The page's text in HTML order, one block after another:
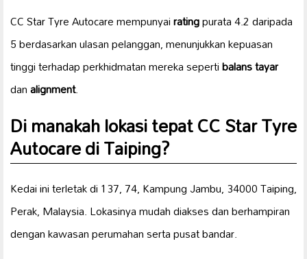
CC Star Tyre Autocare mempunyairatingpurata 4.2 daripada
5 berdasarkan ulasan pelanggan, menunjukkan kepuasan
tinggi terhadap perkhidmatan mereka sepertibalans tayar
danalignment.
Di manakah lokasi tepat CC Star Tyre
Autocare di Taiping?
Kedai ini terletak di 137, 74, Kampung Jambu, 34000 Taiping,
Perak, Malaysia. Lokasinya mudah diakses dan berhampiran
dengan kawasan perumahan serta pusat bandar.